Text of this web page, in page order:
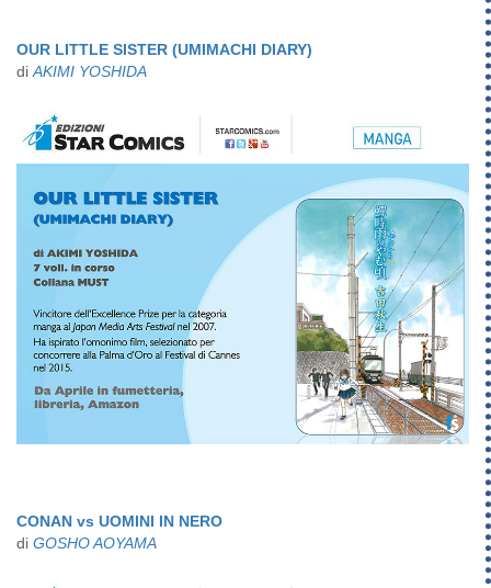
OUR LITTLE SISTER (UMIMACHI DIARY)
diAKIMI YOSHIDA
CONAN vs UOMINI IN NERO
di GOSHO AOYAMA